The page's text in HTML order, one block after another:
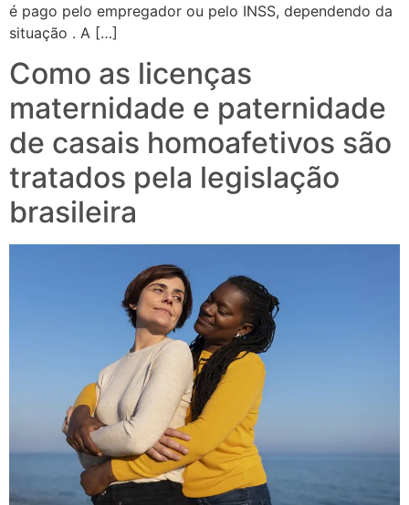
é pago pelo empregador ou pelo INSS, dependendo da
situação . A […]
Como as licenças
maternidade e paternidade
de casais homoafetivos são
tratados pela legislação
brasileira